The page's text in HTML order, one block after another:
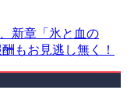
新章「氷と血の
もお見逃し無く！